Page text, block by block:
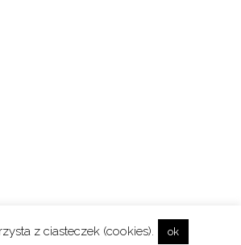
z ciasteczek (cookies). ok